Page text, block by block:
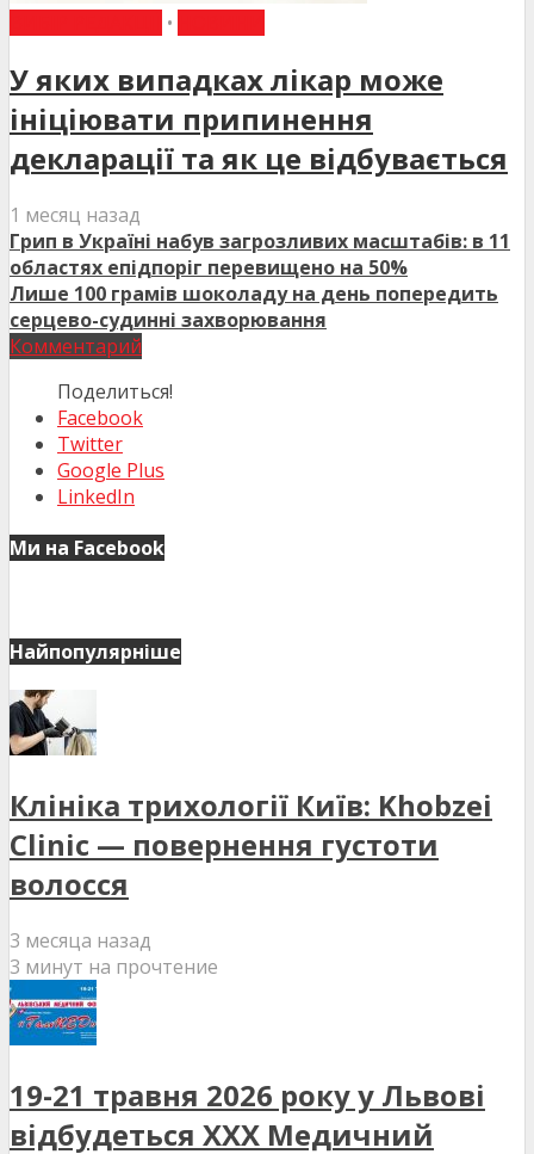
•
У яких випадках лікар може
ініціювати припинення
декларації та як це відбувається
1 месяц назад
Грип в Україні набув загрозливих масштабів: в 11
областях епідпоріг перевищено на 50%
Лише 100 грамів шоколаду на день попередить
серцево-судинні захворювання
Комментарий
Поделиться!
Facebook
Twitter
Google Plus
LinkedIn
Ми на Facebook
Найпопулярніше
Клініка трихології Київ: Khobzei
Clinic — повернення густоти
волосся
3 месяца назад
3 минут на прочтение
19-21 травня 2026 року у Львові
відбудеться XXX Медичний